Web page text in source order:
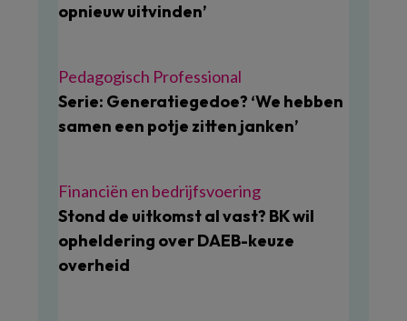
opnieuw uitvinden’
Pedagogisch Professional
Serie: Generatiegedoe? ‘We hebben
samen een potje zitten janken’
Financiën en bedrijfsvoering
Stond de uitkomst al vast? BK wil
opheldering over DAEB-keuze
overheid